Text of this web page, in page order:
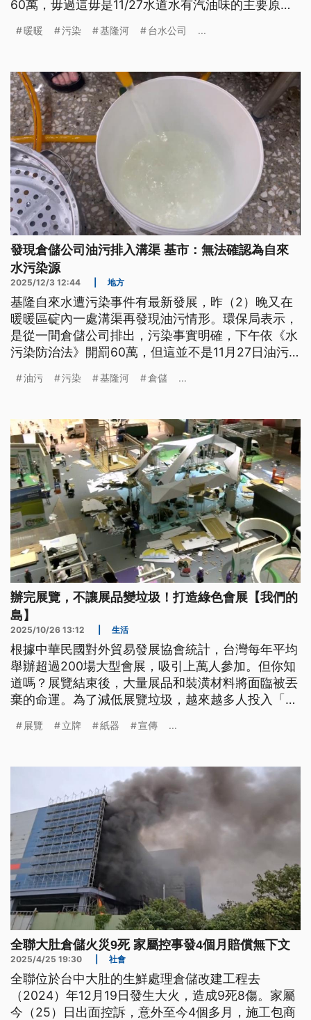
60萬，毋過這毋是11/27水道水有汽油味的主要原
愛區是食西勢水庫的水，猶會當擋10工。 （新聞標
暖暖 污染 基隆河 台水公司 ...
發現倉儲公司油污排入溝渠 基市：無法確認為自來
水污染源
2025/12/3 12:44 地方
基隆自來水遭污染事件有最新發展，昨（2）晚又在
暖暖區碇內一處溝渠再發現油污情形。環保局表示，
是從一間倉儲公司排出，污染事實明確，下午依《水
污染防治法》開罰60萬，但這並不是11月27日油污
水，目前仰賴西勢水庫供水的暖暖區及仁愛區高地，
油污 污染 基隆河 倉儲 ...
辦完展覽，不讓展品變垃圾！打造綠色會展【我們的
島】
2025/10/26 13:12 生活
根據中華民國對外貿易發展協會統計，台灣每年平均
舉辦超過200場大型會展，吸引上萬人參加。但你知
道嗎？展覽結束後，大量展品和裝潢材料將面臨被丟
棄的命運。為了減低展覽垃圾，越來越多人投入「綠
展覽 立牌 紙器 宣傳 ...
全聯大肚倉儲火災9死 家屬控事發4個月賠償無下文
2025/4/25 19:30 社會
全聯位於台中大肚的生鮮處理倉儲改建工程去
（2024）年12月19日發生大火，造成9死8傷。家屬
今（25）日出面控訴，意外至今4個多月，施工包商